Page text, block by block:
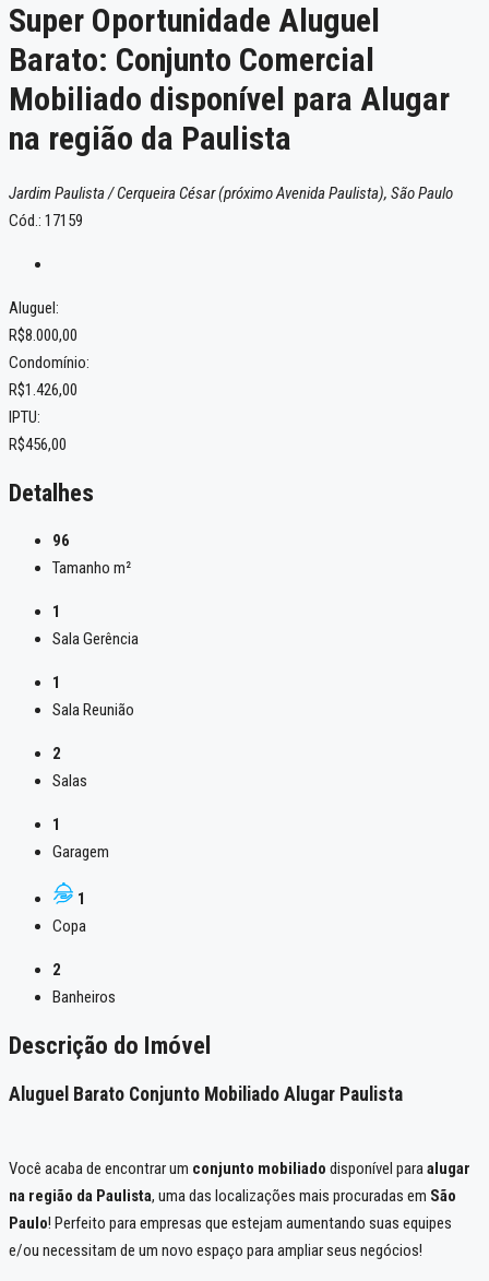
Super Oportunidade Aluguel
Barato: Conjunto Comercial
Mobiliado disponível para Alugar
na região da Paulista
Jardim Paulista / Cerqueira César (próximo Avenida Paulista), São Paulo
Cód.: 17159
Aluguel:
R$8.000,00
Condomínio:
R$1.426,00
IPTU:
R$456,00
Detalhes
96
Tamanho m²
1
Sala Gerência
1
Sala Reunião
2
Salas
1
Garagem
1
Copa
2
Banheiros
Descrição do Imóvel
Aluguel Barato Conjunto Mobiliado Alugar Paulista
Você acaba de encontrar um conjunto mobiliado disponível para alugar
na região da Paulista, uma das localizações mais procuradas em São
Paulo! Perfeito para empresas que estejam aumentando suas equipes
e/ou necessitam de um novo espaço para ampliar seus negócios!